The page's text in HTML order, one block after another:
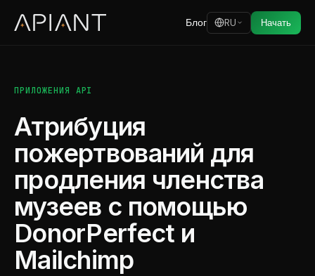
Блог RU Начать
ПРИЛОЖЕНИЯ API
Атрибуция
пожертвований для
продления членства
музеев с помощью
DonorPerfect и
Mailchimp